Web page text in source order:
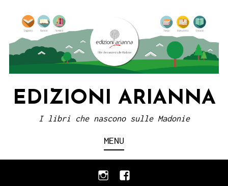
content
EDIZIONI ARIANNA
I libri che nascono sulle Madonie
MENU
instagramfacebook